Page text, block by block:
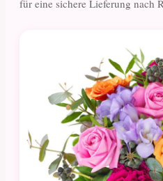
für eine sichere Lieferung nach